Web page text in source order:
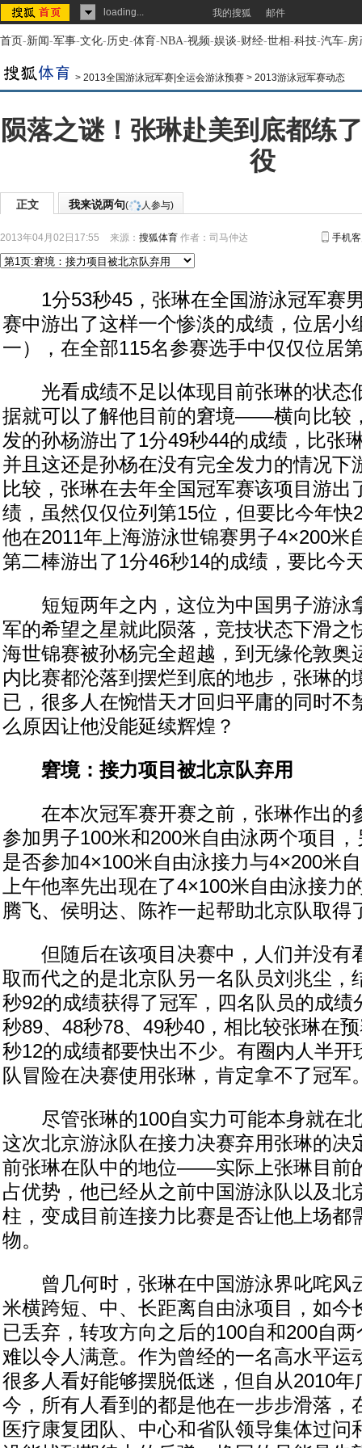
loading... 我的搜狐 邮件
首页-新闻-军事-文化-历史-体育-NBA-视频-娱谈-财经-世相-科技-汽车-房
> 2013全国游泳冠军赛|全运会游泳预赛 > 2013游泳冠军赛动态
陨落之谜！张琳赴美到底都练
役
正文 我来说两句( 人参与)
2013年04月02日17:55 来源： 搜狐体育 作者：司马仲达 手机
1分53秒45，张琳在全国游泳冠军赛
赛中游出了这样一个惨淡的成绩，位居小
一），在全部115名参赛选手中仅仅位居
光看成绩不足以体现目前张琳的状态
据就可以了解他目前的窘境——横向比较
发的孙杨游出了1分49秒44的成绩，比张
并且这还是孙杨在没有完全发力的情况下
比较，张琳在去年全国冠军赛该项目游出
绩，虽然仅仅位列第15位，但要比今年快
他在2011年上海游泳世锦赛男子4×200米
第二棒游出了1分46秒14的成绩，要比今
短短两年之内，这位为中国男子游泳
军的希望之星就此陨落，竞技状态下滑之
海世锦赛被孙杨完全超越，到无缘伦敦奥
内比赛都沦落到摆烂到底的地步，张琳的
已，很多人在惋惜天才回归平庸的同时不
么原因让他没能延续辉煌？
窘境：接力项目被北京队弃用
在本次冠军赛开赛之前，张琳作出的
参加男子100米和200米自由泳两个项目
是否参加4×100米自由泳接力与4×200米
上午他率先出现在了4×100米自由泳接力
腾飞、侯明达、陈祚一起帮助北京队取得
但随后在该项目决赛中，人们并没有
取而代之的是北京队另一名队员刘兆尘，
秒92的成绩获得了冠军，四名队员的成绩
秒89、48秒78、49秒40，相比较张琳在
秒12的成绩都要快出不少。有圈内人半开
队冒险在决赛使用张琳，肯定拿不了冠军
尽管张琳的100自实力可能本身就在
这次北京游泳队在接力决赛弃用张琳的决
前张琳在队中的地位——实际上张琳目前
占优势，他已经从之前中国游泳队以及北
柱，变成目前连接力比赛是否让他上场都
物。
曾几何时，张琳在中国游泳界叱咤风
米横跨短、中、长距离自由泳项目，如今
已丢弃，转攻方向之后的100自和200自
难以令人满意。作为曾经的一名高水平运
很多人看好能够摆脱低迷，但自从2010
今，所有人看到的都是他在一步步滑落，
医疗康复团队、中心和省队领导集体过问